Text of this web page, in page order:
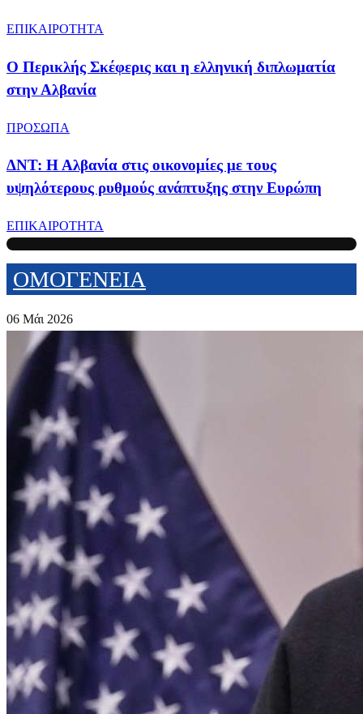
ΕΠΙΚΑΙΡΟΤΗΤΑ
Ο Περικλής Σκέφερις και η ελληνική διπλωματία
στην Αλβανία
ΠΡΟΣΩΠΑ
ΔΝΤ: Η Αλβανία στις οικονομίες με τους
υψηλότερους ρυθμούς ανάπτυξης στην Ευρώπη
ΕΠΙΚΑΙΡΟΤΗΤΑ
ΟΜΟΓΕΝΕΙΑ
06 Μάι 2026